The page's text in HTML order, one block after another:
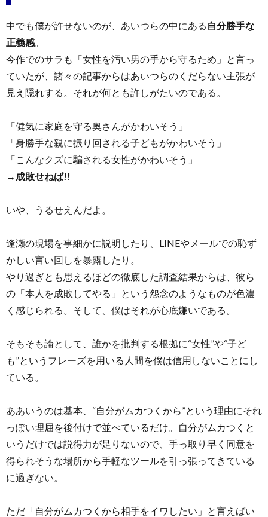
中でも僕が許せないのが、あいつらの中にある 自分勝手な
正義感
今作でのサラも「女性を汚い男の手から守るため」と言っ
ていたが、諸々の記事からはあいつらのくだらない主張が
見え隠れする。それが何とも許しがたいのである。
「健気に家庭を守る奥さんがかわいそう」
「身勝手な親に振り回される子どもがかわいそう」
「こんなクズに騙される女性がかわいそう」
→ 成敗せねば!!
いや、うるせえんだよ。
逢瀬の現場を事細かに説明したり、LINEやメールでの恥ず
かしい言い回しを暴露したり。
やり過ぎとも思えるほどの徹底した調査結果からは、彼ら
の「本人を成敗してやる」という怨念のようなものが色濃
く感じられる。そして、僕はそれが心底嫌いである。
そもそも論として、誰かを批判する根拠に“女性”や“子ど
も”というフレーズを用いる人間を僕は信用しないことにし
ている。
ああいうのは基本、“自分がムカつくから”という理由にそれ
っぽい理屈を後付けで並べているだけ。自分がムカつくと
いうだけでは説得力が足りないので、手っ取り早く同意を
得られそうな場所から手軽なツールを引っ張ってきている
に過ぎない。
ただ「自分がムカつくから相手をイワしたい」と言えばい